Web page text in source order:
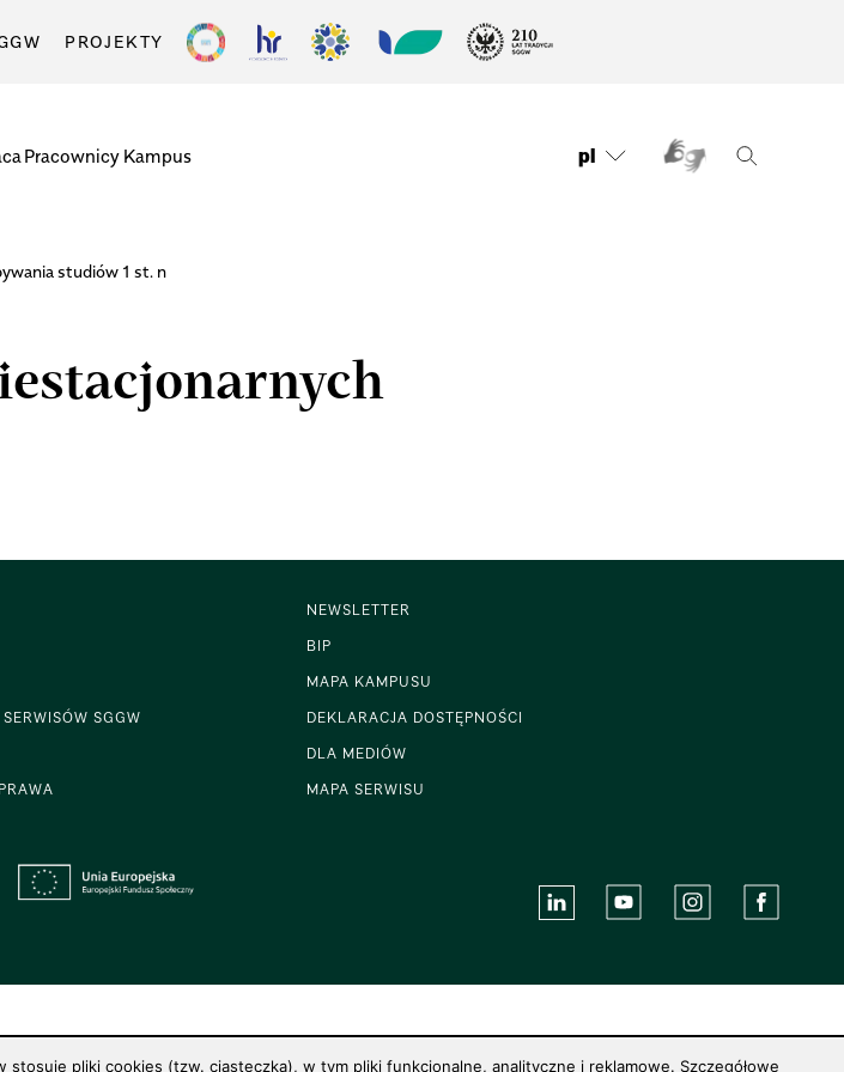
PROJEKTY
Pracownicy Kampus pl
studiów 1 st. n
SGGW
NEWSLETTER
BIP
MAPA KAMPUSU
DEKLARACJA DOSTĘPNOŚCI
DLA MEDIÓW
MAPA SERWISU
pliki cookies (tzw. ciasteczka), w tym pliki funkcjonalne, analityczne i reklamowe. Szczegółowe